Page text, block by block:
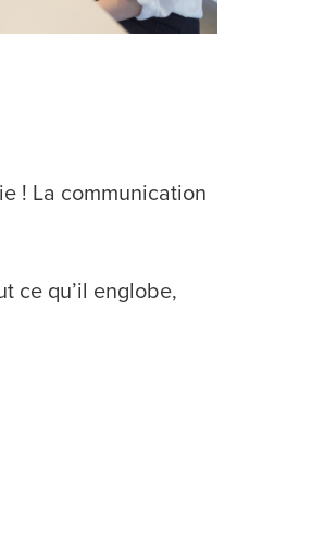
! La communication
ce qu’il englobe,